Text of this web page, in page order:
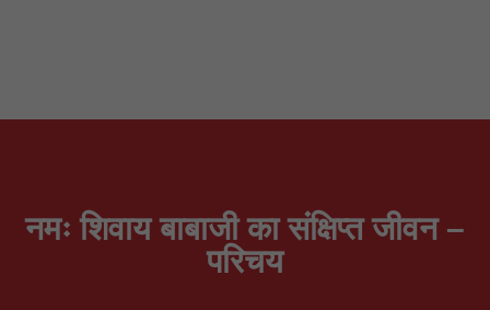
नमः शिवाय बाबाजी का संक्षिप्त जीवन –
परिचय